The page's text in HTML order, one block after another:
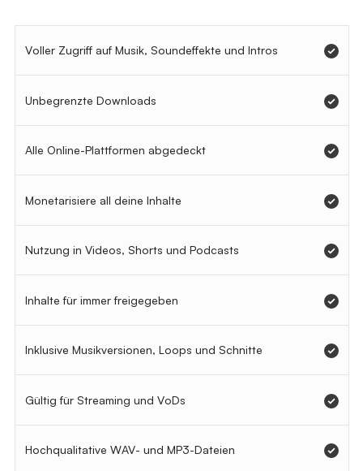
Voller Zugriff auf Musik, Soundeffekte und Intros
Unbegrenzte Downloads
Alle Online-Plattformen abgedeckt
Monetarisiere all deine Inhalte
Nutzung in Videos, Shorts und Podcasts
Inhalte für immer freigegeben
Inklusive Musikversionen, Loops und Schnitte
Gültig für Streaming und VoDs
Hochqualitative WAV- und MP3-Dateien